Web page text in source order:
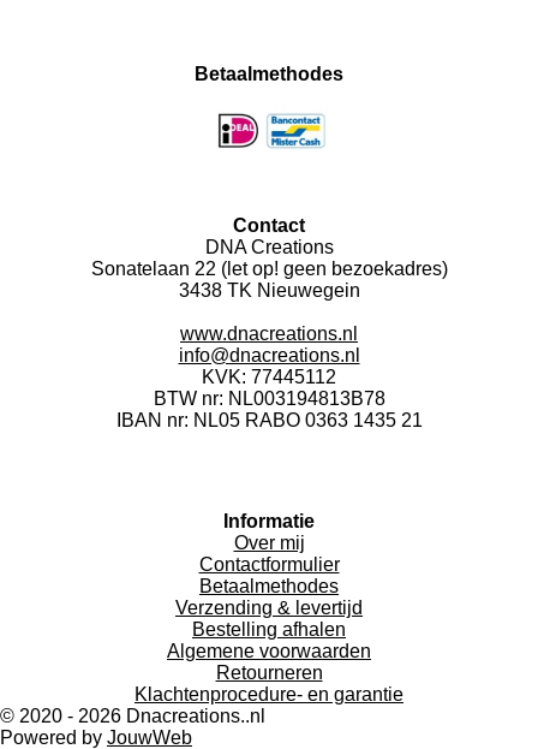
e
t
g
r
t
A
p
Betaalmethodes
Contact
DNA Creations
Sonatelaan 22 (let op! geen bezoekadres)
3438 TK Nieuwegein
www.dnacreations.nl
info@dnacreations.nl
KVK: 77445112
BTW nr: NL003194813B78
IBAN nr: NL05 RABO 0363 1435 21
Informatie
Over mij
Contactformulier
Betaalmethodes
Verzending & levertijd
Bestelling afhalen
Algemene voorwaarden
Retourneren
Klachtenprocedure- en garantie
© 2020 - 2026 Dnacreations..nl
Powered by JouwWeb